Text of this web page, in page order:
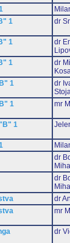
1 dr
1
dr
1
dr
1
dr
1 mr
1
dr
dr
dr
mr
dr